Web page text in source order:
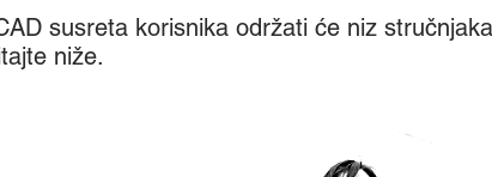
susreta korisnika održati će niz
niže.